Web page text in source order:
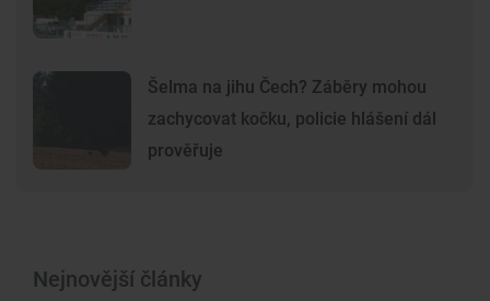
Šelma na jihu Čech? Záběry mohou
zachycovat kočku, policie hlášení dál
prověřuje
Nejnovější články